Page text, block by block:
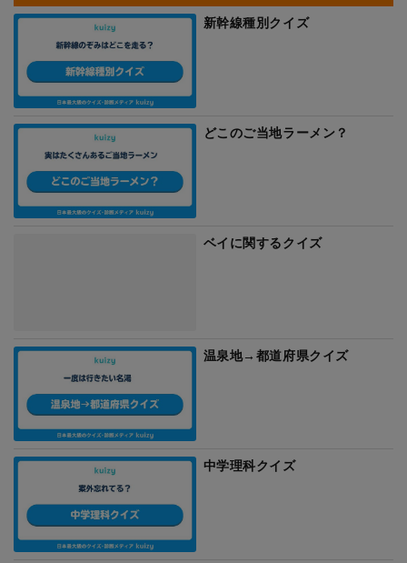
新幹線種別クイズ
どこのご当地ラーメン？
ベイに関するクイズ
温泉地→都道府県クイズ
中学理科クイズ